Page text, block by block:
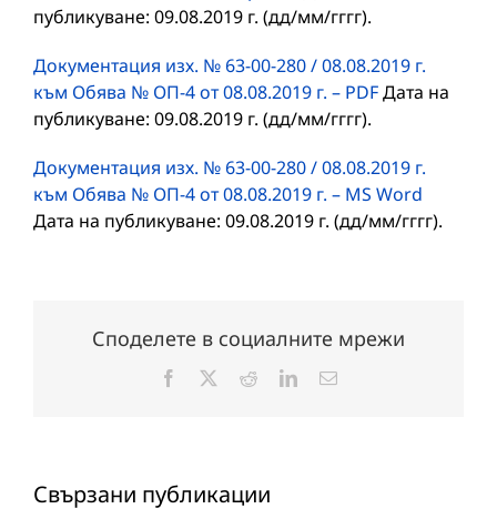
публикуване: 09.08.2019 г. (дд/мм/гггг).
Документация изх. № 63-00-280 / 08.08.2019 г.
към Обява № ОП-4 от 08.08.2019 г. – PDFДата на
публикуване: 09.08.2019 г. (дд/мм/гггг).
Документация изх. № 63-00-280 / 08.08.2019 г.
към Обява № ОП-4 от 08.08.2019 г. – MS Word
Дата на публикуване: 09.08.2019 г. (дд/мм/гггг).
Споделете в социалните мрежи
Facebook RedditLinkedInЕлектронна
Свързани публикации